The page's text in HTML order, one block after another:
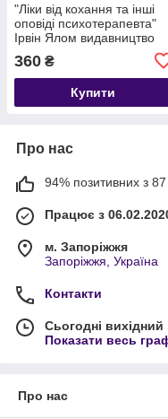
"Ліки від кохання та інші
оповіді психотерапевта"
Ірвін Ялом видавництво
КСД українською мовою
360 ₴
Купити
Про нас
94% позитивних з 87
Працює з
м. Запоріжжя
Запоріжжя, Україна
Контакти
Сьогодні вихідний
Показати весь
Про нас